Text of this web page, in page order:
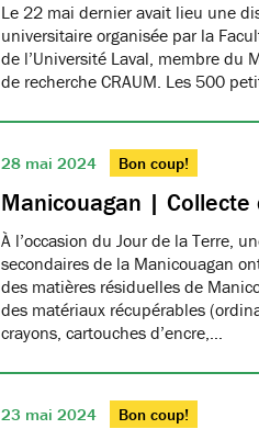
Le 22 mai dernier avait lieu une
universitaire organisée par la
de l’Université Laval, membre du
de recherche CRAUM. Les 500
28 mai 2024 Bon coup!
Manicouagan | Collecte
À l’occasion du Jour de la Terre,
secondaires de la Manicouagan
des matières résiduelles de
des matériaux récupérables
crayons, cartouches d’encre,…
23 mai 2024 Bon coup!